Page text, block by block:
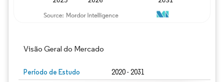
Visão Geral do Mercado
Período de Estudo 2020 - 2031